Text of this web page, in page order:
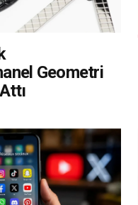
Geometri